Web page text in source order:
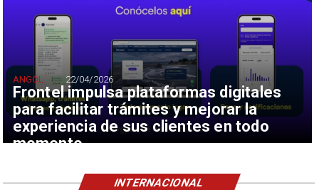
Frontel impulsa plataformas digitales
para facilitar trámites y mejorar la
experiencia de sus clientes en todo
momento
ANGOL 22/04/2026
INTERNACIONAL